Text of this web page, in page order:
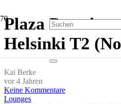
Plaza
Helsinki T2
Kai Berke
vor 4 Jahren
Keine Kommentare
Lounges